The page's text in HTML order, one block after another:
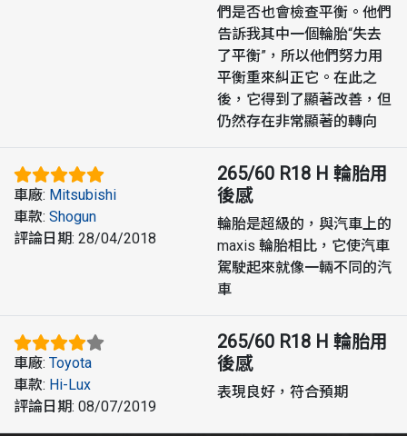
們是否也會檢查平衡。他們
告訴我其中一個輪胎“失去
了平衡”，所以他們努力用
平衡重來糾正它。在此之
後，它得到了顯著改善，但
仍然存在非常顯著的轉向
車廠: Mitsubishi
車款: Shogun
評論日期: 28/04/2018
265/60 R18 H 輪胎用
後感
輪胎是超級的，與汽車上的
maxis 輪胎相比，它使汽車
駕駛起來就像一輛不同的汽
車
車廠: Toyota
車款: Hi-Lux
評論日期: 08/07/2019
265/60 R18 H 輪胎用
後感
表現良好，符合預期